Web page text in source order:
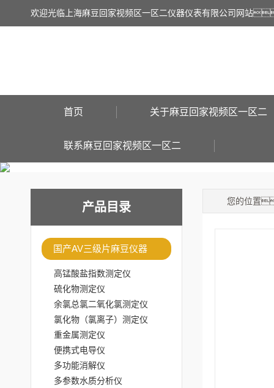
欢迎光临上海麻豆回家视频区一区二仪器仪表有限公司网站
首页 关于麻豆回家视频区一区二
联系麻豆回家视频区一区二
产品目录
国产AV三级片麻豆仪器
高锰酸盐指数测定仪
硫化物测定仪
余氯总氯二氧化氯测定仪
氯化物（氯离子）测定仪
重金属测定仪
便携式电导仪
多功能消解仪
多参数水质分析仪
您的位置